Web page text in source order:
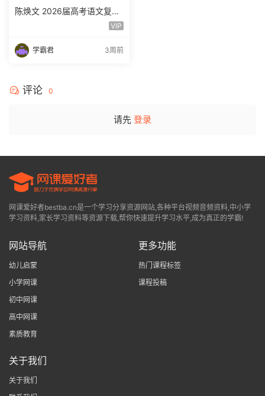
陈焕文 2026届高考语文复习
网课 高三语文 一二三轮视频
VIP
学霸君 3周前
评论 0
请先 登录
网课爱好者bestba.cn是一个学习分享资源网站,各种平台视频音频资料,中小学
学习资料,家长学习资料等资源下载,帮你快速提升学习水平,成为真正的学霸!
网站导航
幼儿启蒙
小学网课
初中网课
高中网课
素质教育
更多功能
热门课程标签
课程投稿
关于我们
关于我们